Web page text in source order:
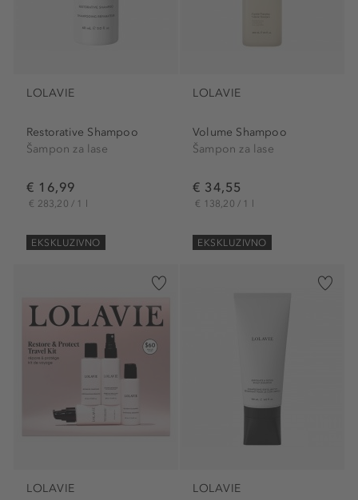
LOLAVIE
Restorative Shampoo
Šampon za lase
€ 16,99
€ 283,20 / 1 l
EKSKLUZIVNO
LOLAVIE
Volume Shampoo
Šampon za lase
€ 34,55
€ 138,20 / 1 l
EKSKLUZIVNO
LOLAVIE LOLAVIE